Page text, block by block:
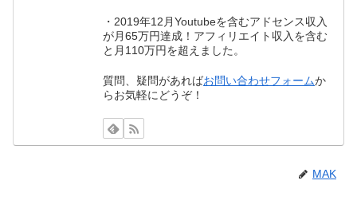
・2019年12月Youtubeを含むアドセンス収入
が月65万円達成！アフィリエイト収入を含む
と月110万円を超えました。
質問、疑問があればお問い合わせフォームか
らお気軽にどうぞ！
MAK